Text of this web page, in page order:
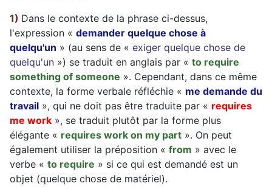
1) Dans le contexte de la phrase ci-dessus,
l'expression « demander quelque chose à
quelqu'un » (au sens de « exiger quelque chose de
quelqu'un ») se traduit en anglais par « to require
something of someone ». Cependant, dans ce même
contexte, la forme verbale réfléchie « me demande du
travail », qui ne doit pas être traduite par « requires
me work », se traduit plutôt par la forme plus
élégante « requires work on my part ». On peut
également utiliser la préposition « from » avec le
verbe « to require » si ce qui est demandé est un
objet (quelque chose de matériel).